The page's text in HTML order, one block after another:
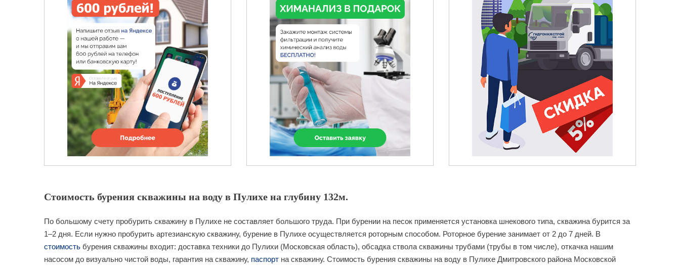
Стоимость бурения скважины на воду в Пулихе на глубину 132м.
По большому счету пробурить скважину в Пулихе не составляет большого труда. При бурении на песок применяется установка шнекового типа, скважина бурится за
1–2 дня. Если нужно пробурить артезианскую скважину, бурение в Пулихе осуществляется роторным способом. Роторное бурение занимает от 2 до 7 дней. В
стоимость бурения скважины входит: доставка техники до Пулихи (Московская область), обсадка ствола скважины трубами (трубы в том числе), откачка нашим
насосом до визуально чистой воды, гарантия на скважину, паспорт на скважину. Стоимость бурения скважины на воду в Пулихе Дмитровского района Московской